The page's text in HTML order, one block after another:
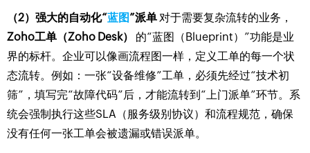
（2）强大的自动化“蓝图”派单对于需要复杂流转的业务，
Zoho工单（Zoho Desk）
的“蓝图（Blueprint）”功能是业
界的标杆。企业可以像画流程图一样，定义工单的每一个状
态流转。例如：一张“设备维修”工单，必须先经过“技术初
筛”，填写完“故障代码”后，才能流转到“上门派单”环节。系
统会强制执行这些SLA（服务级别协议）和流程规范，确保
没有任何一张工单会被遗漏或错误派单。